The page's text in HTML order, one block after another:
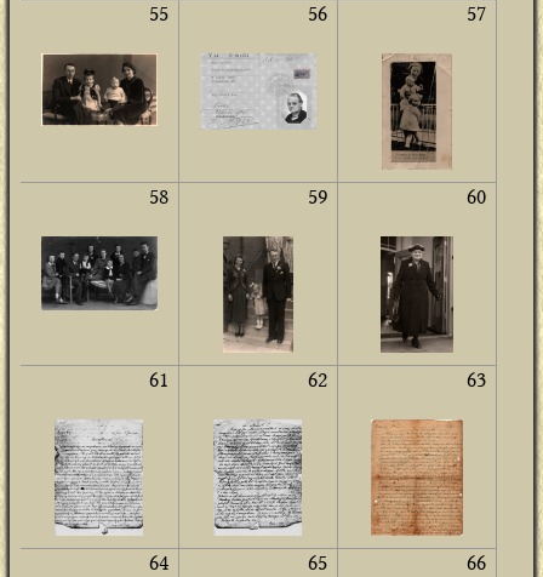
55 56 57
58 59 60
61 62 63
64 65 66